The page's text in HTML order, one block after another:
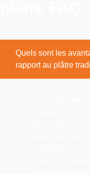
Quels sont les
rapport au plâtre